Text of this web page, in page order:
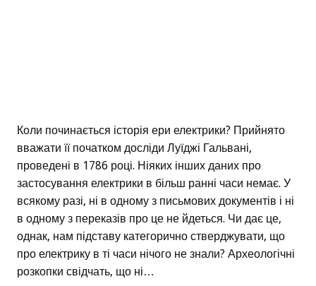
Коли починається історія ери електрики? Прийнято
вважати її початком досліди Луїджі Гальвані,
проведені в 1786 році. Ніяких інших даних про
застосування електрики в більш ранні часи немає. У
всякому разі, ні в одному з письмових документів і ні
в одному з переказів про це не йдеться. Чи дає це,
однак, нам підставу категорично стверджувати, що
про електрику в ті часи нічого не знали? Археологічні
розкопки свідчать, що ні…